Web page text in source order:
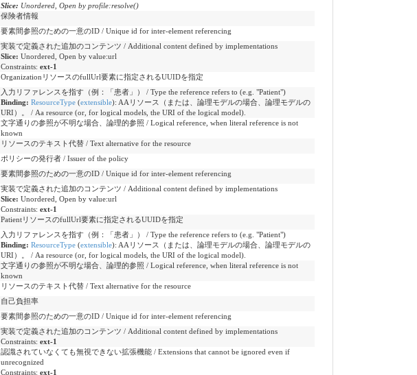
Slice: Unordered, Open by profile:resolve()
保険者情報
要素間参照のための一意のID / Unique id for inter-element referencing
実装で定義された追加のコンテンツ / Additional content defined by implementations
Slice: Unordered, Open by value:url
Constraints: ext-1
OrganizationリソースのfullUrl要素に指定されるUUIDを指定
入力リファレンスを指す（例：「患者」） / Type the reference refers to (e.g. "Patient")
Binding: ResourceType(extensible): AAリソース（または、論理モデルの場合、論理モデルの
URI）。 / Aa resource (or, for logical models, the URI of the logical model).
文字通りの参照が不明な場合、論理的参照 / Logical reference, when literal reference is not
known
リソースのテキスト代替 / Text alternative for the resource
ポリシーの発行者 / Issuer of the policy
要素間参照のための一意のID / Unique id for inter-element referencing
実装で定義された追加のコンテンツ / Additional content defined by implementations
Slice: Unordered, Open by value:url
Constraints: ext-1
PatientリソースのfullUrl要素に指定されるUUIDを指定
入力リファレンスを指す（例：「患者」） / Type the reference refers to (e.g. "Patient")
Binding: ResourceType(extensible): AAリソース（または、論理モデルの場合、論理モデルの
URI）。 / Aa resource (or, for logical models, the URI of the logical model).
文字通りの参照が不明な場合、論理的参照 / Logical reference, when literal reference is not
known
リソースのテキスト代替 / Text alternative for the resource
自己負担率
要素間参照のための一意のID / Unique id for inter-element referencing
実装で定義された追加のコンテンツ / Additional content defined by implementations
Constraints: ext-1
認識されていなくても無視できない拡張機能 / Extensions that cannot be ignored even if
unrecognized
Constraints: ext-1